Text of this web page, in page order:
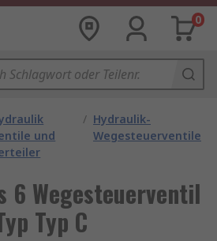
0
und
/ Hydraulik-
Wegesteuerventile
6 Wegesteuerventil
Typ C